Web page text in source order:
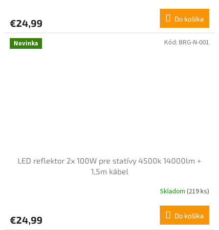
€24,99 Do košíka
Novinka
LED reflektor 2x 100W pre statívy 4500k 14000lm +
1,5m kábel
Skladom (219 ks)
€24,99 Do košíka
Kód: BRG-N-001